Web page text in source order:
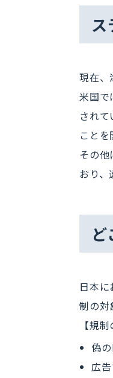
ス
現在、
米国で
され
こと
その
おり、
日本
制の対
【規
偽
広